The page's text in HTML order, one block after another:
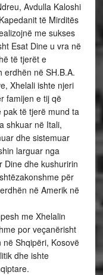
Avdulla Kaloshi
të Mirditës
me sukses
Esat Dine u vra në
të tjerët e
erdhën në SH.B.A.
Xhelali ishte njeri
famijen e tij që
pak të tjerë mund ta
shkuar në Itali,
dhe sistemuar
larguar nga
Dine dhe kushuririn
për
në Amerik në
me Xhelalin
por veçanërisht
Shqipëri, Kosovë
dhe ishte